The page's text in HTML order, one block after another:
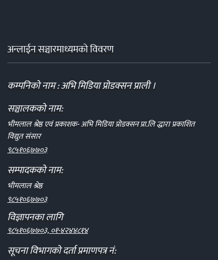
अन्लाईन सञ्चारमाध्यमको विवरण
कम्पनिको नाम : अभि मिडिया प्रोडक्सन प्राली ।
सञ्चालकको नाम:
भीमलाल श्रेष्ठ एवं प्रकाशक- अभि मिडिया प्रोडक्सन प्रा.लि द्धारा प्रकाशित
विद्युत संसार
९८५१०६७७०३
सम्पादकको नाम:
भीमलाल श्रेष्ठ
९८५१०६७७०३
विज्ञापनका लागि
९८५१०६७७०३, ०१-४२४४८१४
सूचना विभागको दर्ता प्रमाणपत्र नं: